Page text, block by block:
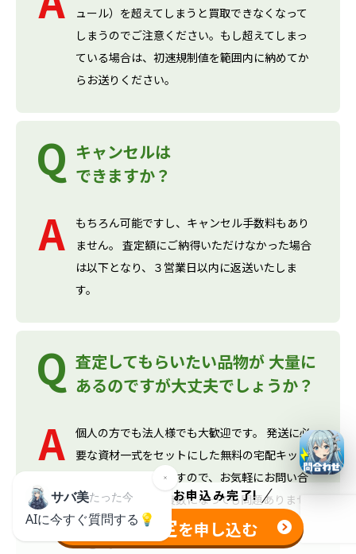
ュール）を超えてしまうと買取できなくなって
しまうのでご注意ください。もし超えてしまっ
ている場合は、初速規制値を範囲内に納めてか
らお送りください。
キャンセルは
できますか？
もちろん可能ですし、キャンセル手数料もあり
ません。 査定額にご納得いただけなかった場合
は以下となり、３営業日以内に返送いたしま
す。
査定してもらいたい品物が 大量に
あるのですが大丈夫でしょうか？
個人の方でも法人様でも大歓迎です。 発送に必
要な資材一式をセットにした無料の宅配キット
もご用意しておりますので、お気軽にお問い合
わせ下さい。箱が複数になっても問題ありませ
ん！ 送料は、弊社が負担しますので、ご安心く
ださい。
たった でお申込み完了!
無料査定を申し込む